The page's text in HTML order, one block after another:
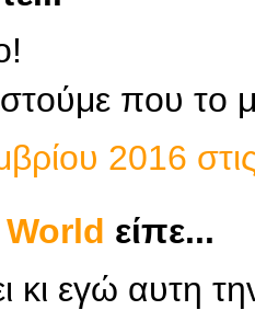
που το
2016
είπε...
κι εγώ αυτη